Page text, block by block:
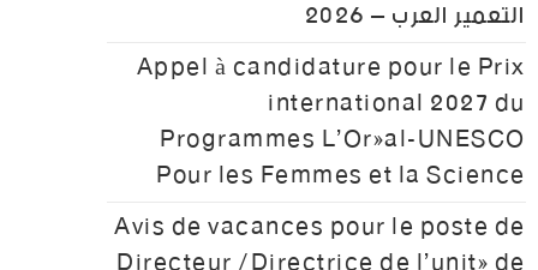
التعمير العرب – 2026
Appel à candidature pour le Prix
international 2027 du
Programmes L’Oréal-UNESCO
Pour les Femmes et la Science
Avis de vacances pour le poste de